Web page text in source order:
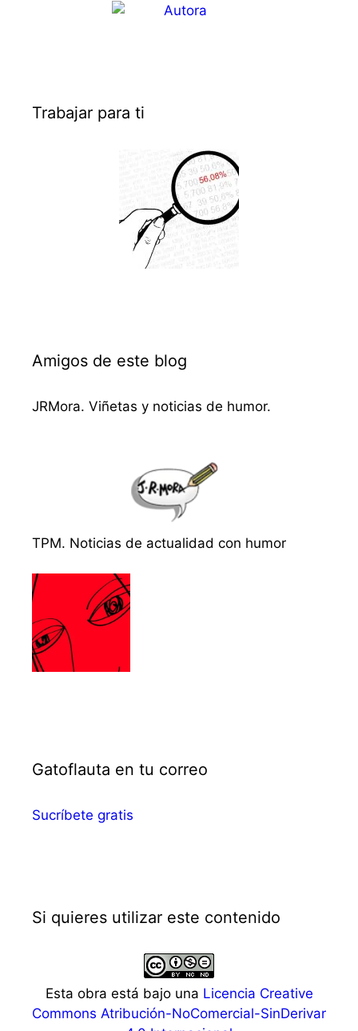
Trabajar para ti
Amigos de este blog
JRMora. Viñetas y noticias de humor.
TPM. Noticias de actualidad con humor
Gatoflauta en tu correo
Sucríbete gratis
Si quieres utilizar este contenido
Esta obra está bajo una Licencia Creative
Commons Atribución-NoComercial-SinDerivar